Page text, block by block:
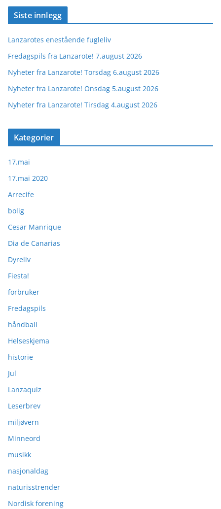
Siste innlegg
Lanzarotes enestående fugleliv
Fredagspils fra Lanzarote! 7.august 2026
Nyheter fra Lanzarote! Torsdag 6.august 2026
Nyheter fra Lanzarote! Onsdag 5.august 2026
Nyheter fra Lanzarote! Tirsdag 4.august 2026
Kategorier
17.mai
17.mai 2020
Arrecife
bolig
Cesar Manrique
Dia de Canarias
Dyreliv
Fiesta!
forbruker
Fredagspils
håndball
Helseskjema
historie
Jul
Lanzaquiz
Leserbrev
miljøvern
Minneord
musikk
nasjonaldag
naturisstrender
Nordisk forening